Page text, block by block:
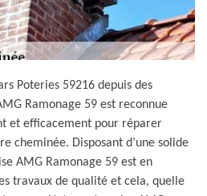
Poteries 59216 depuis des
Ramonage 59 est reconnue
et efficacement pour réparer
cheminée. Disposant d’une solide
AMG Ramonage 59 est en
travaux de qualité et cela, quelle